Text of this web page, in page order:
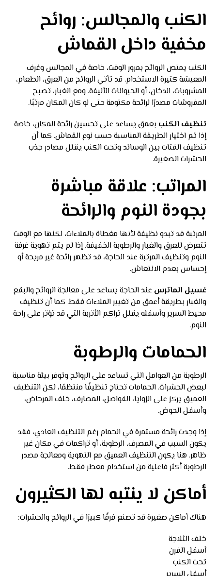
الكنب والمجالس: روائح
مخفية داخل القماش
الكنب يمتص الروائح بمرور الوقت، خاصة في المجالس وغرف
المعيشة كثيرة الاستخدام. قد تأتي الروائح من العرق، الطعام،
المشروبات، الدخان، أو الحيوانات الأليفة. ومع الغبار، تصبح
المفروشات مصدرًا لرائحة مكتومة حتى لو كان المكان مرتبًا.
تنظيف الكنب بعمق يساعد على تحسين رائحة المكان، خاصة
إذا تم اختيار الطريقة المناسبة حسب نوع القماش. كما أن
تنظيف الفتات بين الوسائد وتحت الكنب يقلل مصادر جذب
الحشرات الصغيرة.
المراتب: علاقة مباشرة
بجودة النوم والرائحة
المرتبة قد تبدو نظيفة لأنها مغطاة بالملاءات، لكنها مع الوقت
تتعرض للعرق والغبار والرطوبة الخفيفة. إذا لم يتم تهوية غرفة
النوم وتنظيف المرتبة عند الحاجة، قد تظهر رائحة غير مريحة أو
إحساس بعدم الانتعاش.
غسيل الماترس عند الحاجة يساعد على معالجة الروائح والبقع
والغبار بطريقة أعمق من تغيير الملاءات فقط. كما أن تنظيف
محيط السرير وأسفله يقلل تراكم الأتربة التي قد تؤثر على راحة
النوم.
الحمامات والرطوبة
الرطوبة من العوامل التي تساعد على الروائح وتوفر بيئة مناسبة
لبعض الحشرات. الحمامات تحتاج تنظيفًا منتظمًا، لكن التنظيف
العميق يركز على الزوايا، الفواصل، المصارف، خلف المرحاض،
وأسفل الحوض.
إذا وجدت رائحة مستمرة في الحمام رغم التنظيف العادي، فقد
يكون السبب في المصرف، الرطوبة، أو تراكمات في مكان غير
ظاهر. هنا يكون التنظيف العميق مع التهوية ومعالجة مصدر
الرطوبة أكثر فاعلية من استخدام معطر فقط.
أماكن لا ينتبه لها الكثيرون
هناك أماكن صغيرة قد تصنع فرقًا كبيرًا في الروائح والحشرات:
خلف الثلاجة
أسفل الفرن
تحت الكنب